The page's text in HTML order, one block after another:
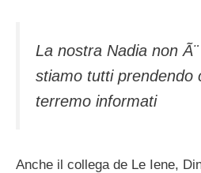
La nostra Nadia non
stiamo tutti prendendo
terremo informati
Anche il collega de Le Iene,